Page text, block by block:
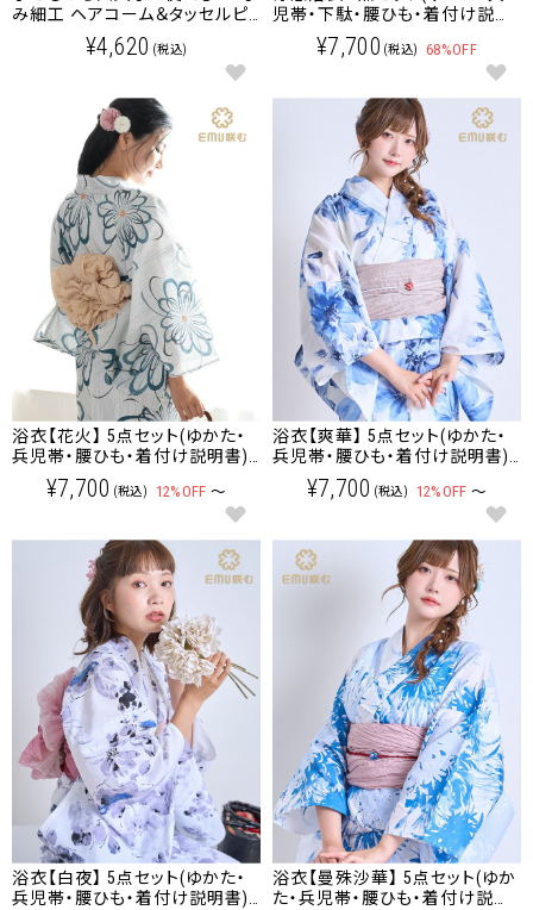
み細工 ヘアコーム＆タッセルピ
ン＆つまみ細工ピン 3点セット
¥4,620 (税込)
児帯・下駄・腰ひも・着付け説明
書・保管袋) 接触冷感加工 レデ
ィース/大人/ゆかた
¥7,700 (税込) 68%OFF
浴衣【花火】 5点セット(ゆかた・
兵児帯・腰ひも・着付け説明書)
レディース/大人/ゆかた
¥7,700 (税込) 12%OFF ～
浴衣【爽華】 5点セット(ゆかた・
兵児帯・腰ひも・着付け説明書)
レディース/大人/ゆかた
¥7,700 (税込) 12%OFF ～
浴衣【白夜】 5点セット(ゆかた・
兵児帯・腰ひも・着付け説明書)
浴衣【曼殊沙華】 5点セット(ゆか
た・兵児帯・腰ひも・着付け説明